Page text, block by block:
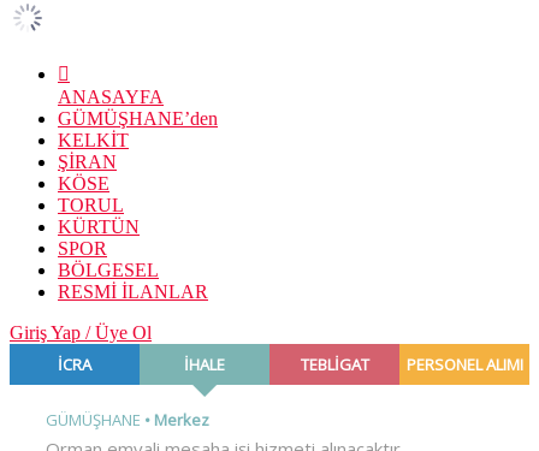
ANASAYFA
GÜMÜŞHANE’den
KELKİT
ŞİRAN
KÖSE
TORUL
KÜRTÜN
SPOR
BÖLGESEL
RESMİ İLANLAR
Giriş Yap / Üye Ol